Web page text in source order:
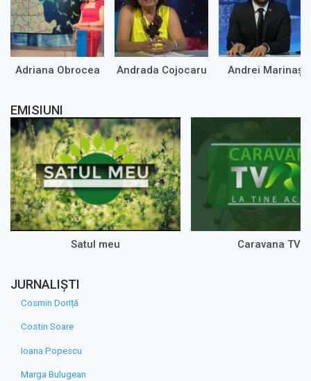
Adriana Obrocea Andrada Cojocaru Andrei Marinaș
EMISIUNI
Satul meu Caravana
JURNALIȘTI
Cosmin Doriță
Costin Soare
Ioana Popescu
Marga Bulugean